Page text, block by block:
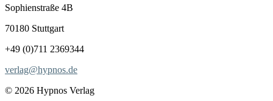
Sophienstraße 4B
70180 Stuttgart
+49 (0)711 2369344
verlag@hypnos.de
© 2026 Hypnos Verlag